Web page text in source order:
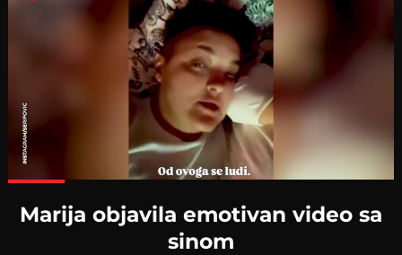
Marija objavila emotivan video sa
sinom